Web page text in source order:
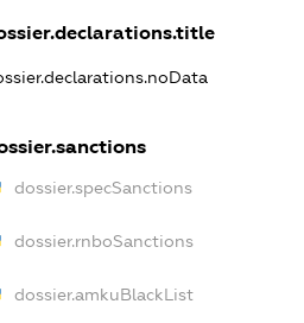
dossier.specSanctions
dossier.rnboSanctions
dossier.amkuBlackList